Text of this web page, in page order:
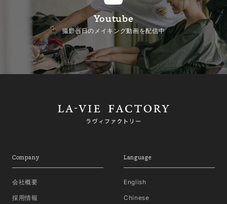
Youtube
撮影当日のメイキング動画を配信中
Company
会社概要
採用情報
Language
English
Chinese